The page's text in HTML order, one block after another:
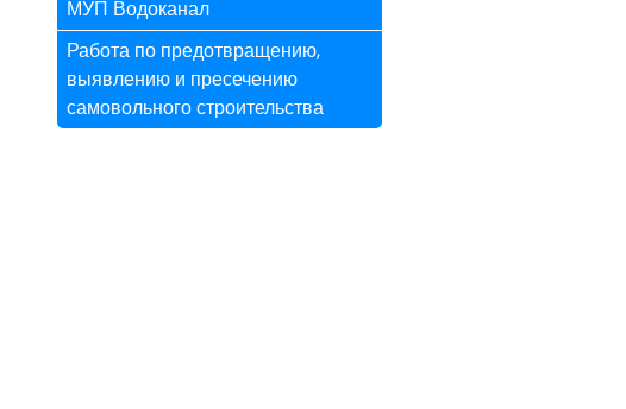
МУП Водоканал
Работа по предотвращению,
выявлению и пресечению
самовольного строительства